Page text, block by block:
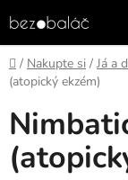
na
obsah
Domů
/ Nakupte si / Já a
(atopický ekzém)